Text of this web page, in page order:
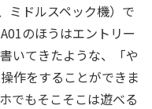
ミドルスペック機）で
のほうはエントリー
いてきたような、「や
作をすることができま
でもそこそこは遊べる